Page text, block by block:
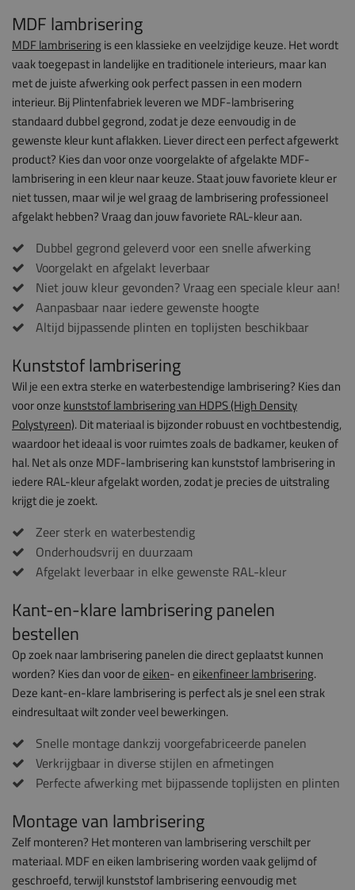
MDF lambrisering
MDF lambriseringis een klassieke en veelzijdige keuze. Het wordt
vaak toegepast in landelijke en traditionele interieurs, maar kan
met de juiste afwerking ook perfect passen in een modern
interieur. Bij Plintenfabriek leveren we MDF-lambrisering
standaard dubbel gegrond, zodat je deze eenvoudig in de
gewenste kleur kunt aflakken. Liever direct een perfect afgewerkt
product? Kies dan voor onze voorgelakte of afgelakte MDF-
lambrisering in een kleur naar keuze. Staat jouw favoriete kleur er
niet tussen, maar wil je wel graag de lambrisering professioneel
afgelakt hebben? Vraag dan jouw favoriete RAL-kleur aan.
Dubbel gegrond geleverd voor een snelle afwerking
Voorgelakt en afgelakt leverbaar
Niet jouw kleur gevonden? Vraag een speciale kleur aan!
Aanpasbaar naar iedere gewenste hoogte
Altijd bijpassende plinten en toplijsten beschikbaar
Kunststof lambrisering
Wil je een extra sterke en waterbestendige lambrisering? Kies dan
voor onze kunststof lambrisering van HDPS (High Density
Polystyreen). Dit materiaal is bijzonder robuust en vochtbestendig,
waardoor het ideaal is voor ruimtes zoals de badkamer, keuken of
hal. Net als onze MDF-lambrisering kan kunststof lambrisering in
iedere RAL-kleur afgelakt worden, zodat je precies de uitstraling
krijgt die je zoekt.
Zeer sterk en waterbestendig
Onderhoudsvrij en duurzaam
Afgelakt leverbaar in elke gewenste RAL-kleur
Kant-en-klare lambrisering panelen
bestellen
Op zoek naar lambrisering panelen die direct geplaatst kunnen
worden? Kies dan voor deeiken- eneikenfineer lambrisering.
Deze kant-en-klare lambrisering is perfect als je snel een strak
eindresultaat wilt zonder veel bewerkingen.
Snelle montage dankzij voorgefabriceerde panelen
Verkrijgbaar in diverse stijlen en afmetingen
Perfecte afwerking met bijpassende toplijsten en plinten
Montage van lambrisering
Zelf monteren? Het monteren van lambrisering verschilt per
materiaal. MDF en eiken lambrisering worden vaak gelijmd of
geschroefd, terwijl kunststof lambrisering eenvoudig met